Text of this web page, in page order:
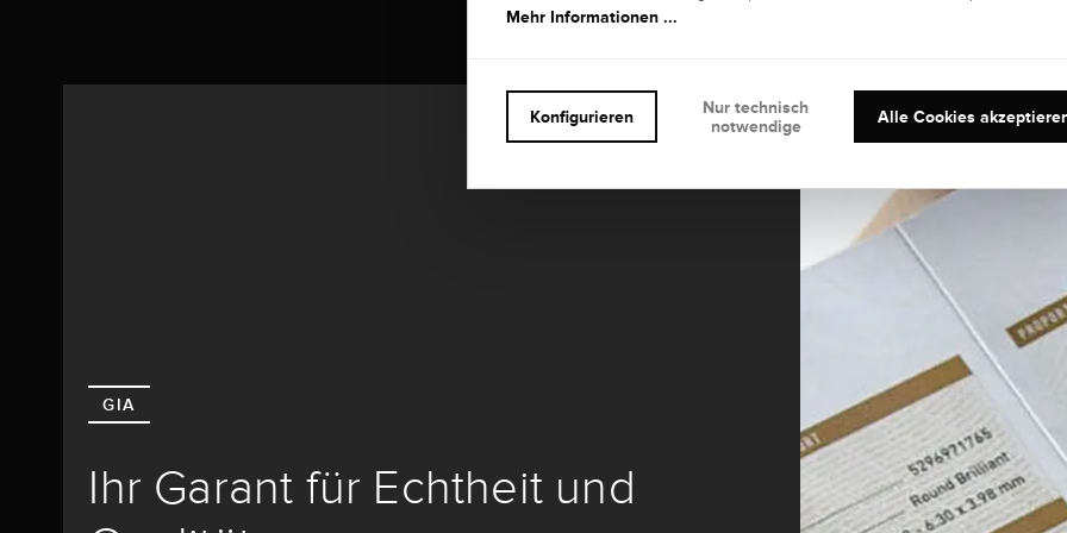
GIA
Ihr Garant für Echtheit und
Mehr Informationen ...
Alle Cookies
Konfigurieren
Nur technisch
notwendige